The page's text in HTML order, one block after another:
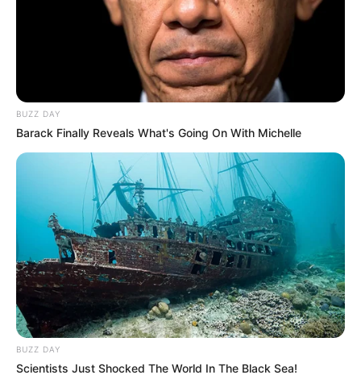
actualización del sistema5.0 del Sisbén, que modificó la
clasificación de un gran número de personas. Esta
situación ha generado preocupación entre los habitantes
, ya que existe el riesgo de perder el subsidio,
dado que este requisito es esencial para acceder al
programa.
BUZZ DAY
Barack Finally Reveals What's Going On With Michelle
BUZZ DAY
Scientists Just Shocked The World In The Black Sea!